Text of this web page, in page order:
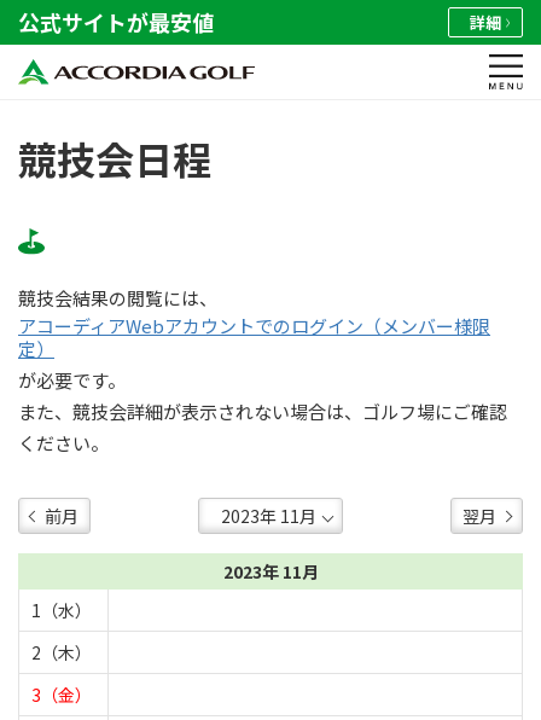
公式サイトが最安値 詳細
競技会日程
競技会結果の閲覧には、
アコーディアWebアカウントでのログイン（メンバー様限
定）
が必要です。
また、競技会詳細が表示されない場合は、ゴルフ場にご確認
ください。
前月 翌月
2023年 11月
1（水）
2（木）
3（金）